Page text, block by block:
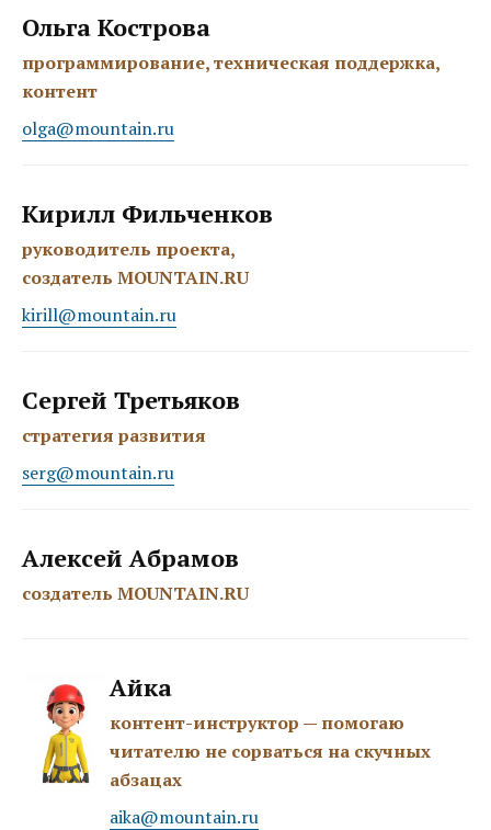
Ольга Кострова
программирование, техническая поддержка,
контент
olga@mountain.ru
Кирилл Фильченков
руководитель проекта,
создатель MOUNTAIN.RU
kirill@mountain.ru
Сергей Третьяков
стратегия развития
serg@mountain.ru
Алексей Абрамов
создатель MOUNTAIN.RU
Айка
контент-инструктор — помогаю
читателю не сорваться на скучных
абзацах
aika@mountain.ru